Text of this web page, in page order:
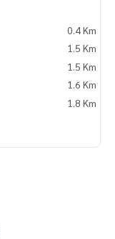
0.4 Km
1.5 Km
1.5 Km
1.6 Km
1.8 Km